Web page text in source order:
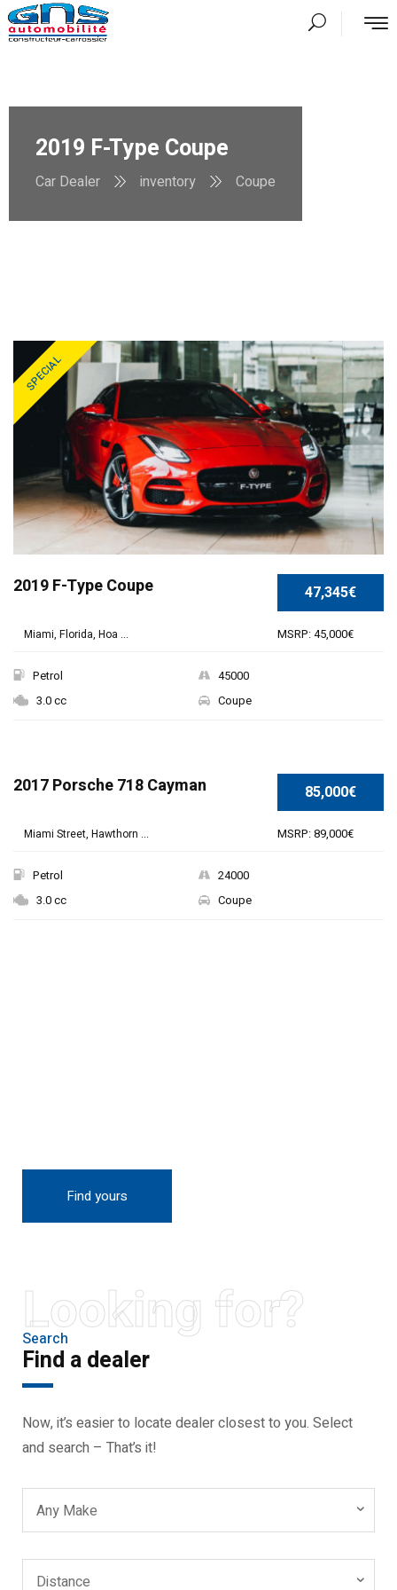
2019 F-Type Coupe
Car Dealer inventory Coupe
SPECIAL
47,345€
MSRP: 45,000€
2019 F-Type Coupe
Miami, Florida, Hoa ...
Petrol
45000
3.0 cc
Coupe
SPECIAL 85,000€
MSRP: 89,000€
2017 Porsche 718 Cayman
Miami Street, Hawthorn ...
Petrol
24000
3.0 cc
Coupe
Find yours
Looking for?
Search
Find a dealer
Now, it’s easier to locate dealer closest to you. Select
and search – That’s it!
Any Make
Distance